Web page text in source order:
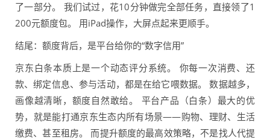
了一部分。 我们试过，花10分钟做完全部任务，直接领了1
200元额度包。 用iPad操作，大屏点起来更顺手。
结尾：额度背后，是平台给你的“数字信用”
京东白条本质上是一个动态评分系统。 你每一次消费、还
款、绑定信息、参与活动，都是在给它喂数据。 数据越多，
画像越清晰，额度自然敢给。 平台产品（白条）最大的优
势，就是能打通京东生态内所有场景——购物、理财、生活
缴费、甚至租房。 而提升额度的最高效策略，不是找人代提